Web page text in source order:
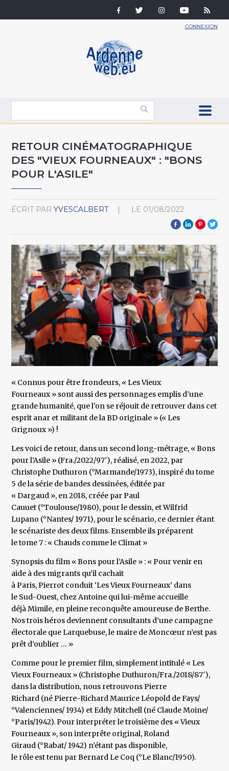
CONNEXION
RETOUR CINÉMATOGRAPHIQUE
DES "VIEUX FOURNEAUX" : "BONS
POUR L'ASILE"
ÉCRIT PAR YVESCALBERT LE 01/08/2022
« Connus pour être frondeurs, « Les Vieux
Fourneaux » sont aussi des personnages emplis d’une
grande humanité, que l’on se réjouit de retrouver dans cet
esprit anar et militant de la BD originale » (« Les
Grignoux ») !
Les voici de retour, dans un second long-métrage, « Bons
pour l’Asile » (Fra./2022/97′), réalisé, en 2022, par
Christophe Duthuron (°Marmande/1973), inspiré du tome
5 de la série de bandes dessinées, éditée par
« Dargaud », en 2018, créée par Paul
Cauuet (°Toulouse/1980), pour le dessin, et Wilfrid
Lupano (°Nantes/ 1971), pour le scénario, ce dernier étant
le scénariste des deux films. Ensemble ils préparent
le tome 7 : « Chauds comme le Climat »
Synopsis du film « Bons pour l’Asile » : « Pour venir en
aide à des migrants qu’il cachait
à Paris, Pierrot conduit ‘Les Vieux Fourneaux’ dans
le Sud-Ouest, chez Antoine qui lui-même accueille
déjà Mimile, en pleine reconquête amoureuse de Berthe.
Nos trois héros deviennent consultants d’une campagne
électorale que Larquebuse, le maire de Moncœur n’est pas
prêt d’oublier … »
Comme pour le premier film, simplement intitulé « Les
Vieux Fourneaux » (Christophe Duthuron/Fra./2018/87′),
dans la distribution, nous retrouvons Pierre
Richard (né Pierre-Richard Maurice Léopold de Fays/
°Valenciennes/ 1934) et Eddy Mitchell (né Claude Moine/
°Paris/1942). Pour interpréter le troisième des « Vieux
Fourneaux », son interprête original, Roland
Giraud (°Rabat/ 1942) n’étant pas disponible,
le rôle est tenu par Bernard Le Coq (°Le Blanc/1950).